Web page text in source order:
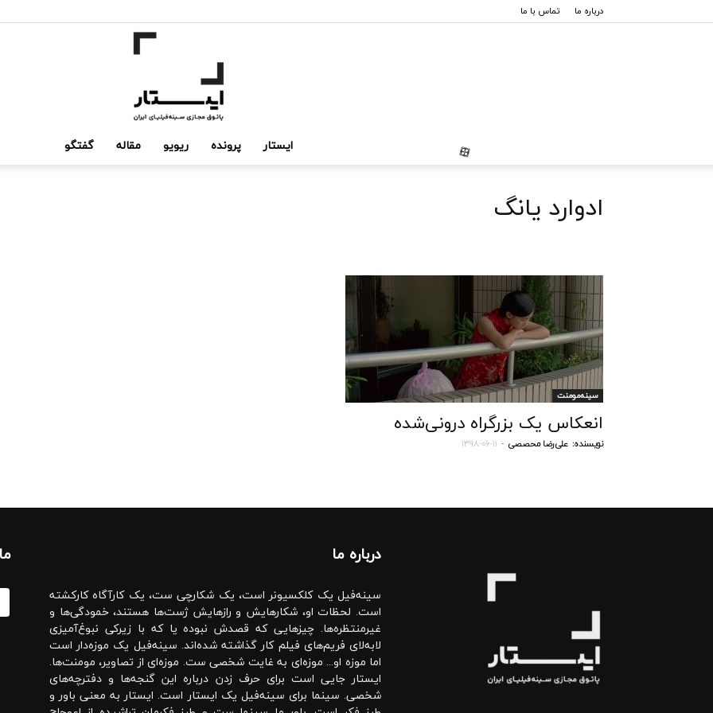
درباره ما تماس با ما
ایستار پرونده ریویو مقاله گفتگو
ادوارد یانگ
سینه‌مومنت
انعکاس یک بزرگراه درونی‌شده
نویسنده: علی‌رضا محصصی - ۱۳۹۸-۰۶-۱۱
درباره‌ ما
سینه‌فیل یک کلکسیونر است، یک شکارچی ست، یک کارآگاه کارکشته
است. لحظات او، شکارهایش و رازهایش ژست‌ها هستند، خمودگی‌ها و
غیرمنتظره‌ها. چیزهایی که قصدش نبوده یا که با زیرکی نبوغ‌آمیزی
لابه‌لای فریم‌های فیلم کار گذاشته شده‌اند. سینه‌فیل یک موزه‌دار است
اما موزه او... موزه‌ای به غایت شخصی ست. موزه‌ای از تصاویر، مومنت‌ها.
ایستار جایی است برای حرف زدن درباره این گنجه‌ها و دفترچه‌های
شخصی. سینما برای سینه‌فیل یک ایستار است. ایستار به معنی باور و